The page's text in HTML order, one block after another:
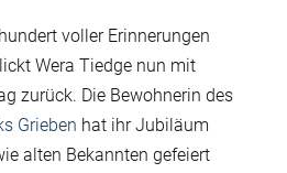
voller Erinnerungen
Wera Tiedge nun mit
zurück. Die Bewohnerin des
Grieben hat ihr Jubiläum
alten Bekannten gefeiert